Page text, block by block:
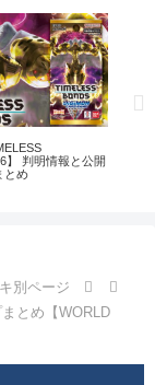
】 判明情報と公開
とめ
別ページ
とめ【WORLD